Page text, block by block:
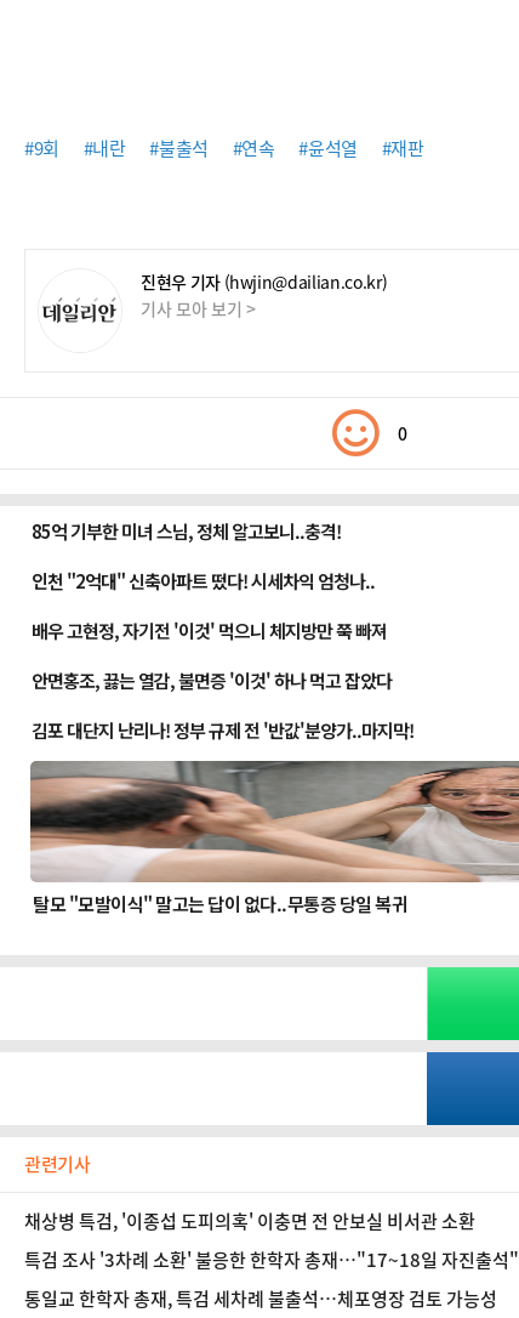
#9회 #내란 #불출석 #연속 #윤석열 #재판
진현우 기자 (hwjin@dailian.co.kr)
기사 모아 보기 >
0
관련기사
채상병 특검, '이종섭 도피의혹' 이충면 전 안보실 비서관 소환
특검 조사 '3차례 소환' 불응한 한학자 총재…"17~18일 자진출석"
통일교 한학자 총재, 특검 세차례 불출석…체포영장 검토 가능성